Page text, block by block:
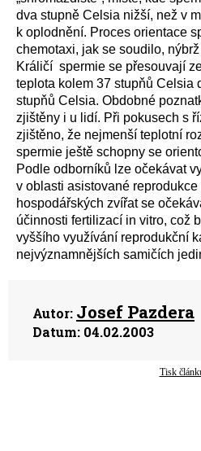
dva stupně Celsia nižší, než v
k oplodnění. Proces orientace
chemotaxi, jak se soudilo,
Králičí spermie se přesouvají
teplota kolem 37 stupňů Celsia
stupňů Celsia. Obdobné
zjištěny i u lidí. Při pokusech s
zjištěno, že nejmenší teplotní
spermie ještě schopny se
Podle odborníků lze očekávat
v oblasti asistované
hospodářských zvířat se
účinnosti fertilizací in vitro, což
vyššího využívání reprodukční
nejvýznamnějších samičích
Autor: Josef Pazdera
Datum: 04.02.2003
Tisk